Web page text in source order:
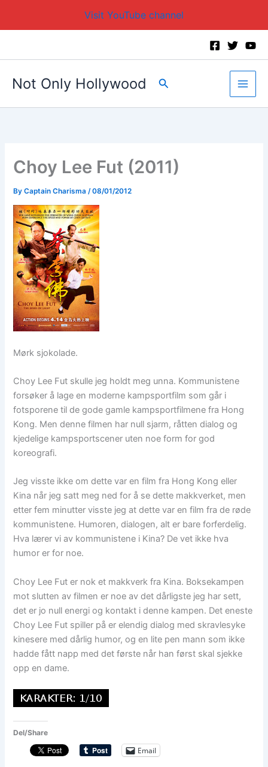
Visit YouTube channel
Not Only Hollywood Search
Choy Lee Fut (2011)
ByCaptain Charisma /08/01/2012
Mørk sjokolade.
Choy Lee Fut skulle jeg holdt meg unna. Kommunistene
forsøker å lage en moderne kampsportfilm som går i
fotsporene til de gode gamle kampsportfilmene fra Hong
Kong. Men denne filmen har null sjarm, råtten dialog og
kjedelige kampsportscener uten noe form for god
koreografi.
Jeg visste ikke om dette var en film fra Hong Kong eller
Kina når jeg satt meg ned for å se dette makkverket, men
etter fem minutter visste jeg at dette var en film fra de røde
kommunistene. Humoren, dialogen, alt er bare forferdelig.
Hva lærer vi av kommunistene i Kina? De vet ikke hva
humor er for noe.
Choy Lee Fut er nok et makkverk fra Kina. Boksekampen
mot slutten av filmen er noe av det dårligste jeg har sett,
det er jo null energi og kontakt i denne kampen. Det eneste
Choy Lee Fut spiller på er elendig dialog med skravlesyke
kinesere med dårlig humor, og en lite pen mann som ikke
hadde fått napp med det første når han først skal sjekke
opp en dame.
Del/Share
Email